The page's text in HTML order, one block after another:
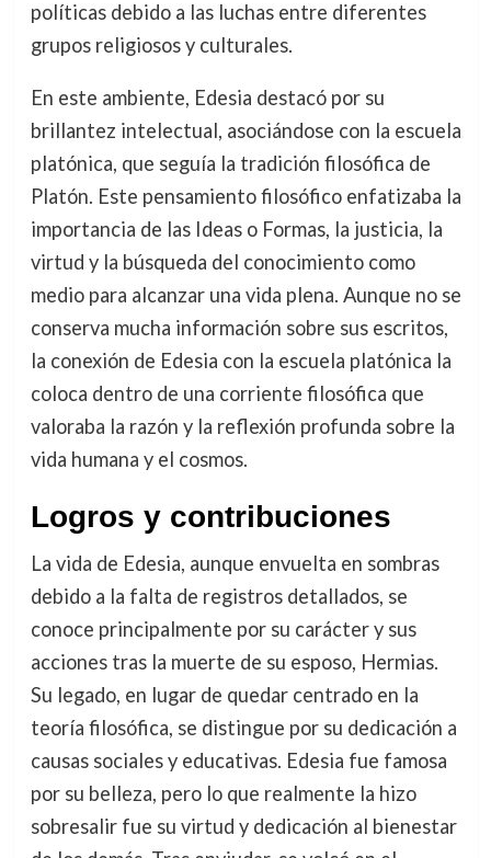
políticas debido a las luchas entre diferentes
grupos religiosos y culturales.
En este ambiente, Edesia destacó por su
brillantez intelectual, asociándose con la escuela
platónica, que seguía la tradición filosófica de
Platón. Este pensamiento filosófico enfatizaba la
importancia de las Ideas o Formas, la justicia, la
virtud y la búsqueda del conocimiento como
medio para alcanzar una vida plena. Aunque no se
conserva mucha información sobre sus escritos,
la conexión de Edesia con la escuela platónica la
coloca dentro de una corriente filosófica que
valoraba la razón y la reflexión profunda sobre la
vida humana y el cosmos.
Logros y contribuciones
La vida de Edesia, aunque envuelta en sombras
debido a la falta de registros detallados, se
conoce principalmente por su carácter y sus
acciones tras la muerte de su esposo, Hermias.
Su legado, en lugar de quedar centrado en la
teoría filosófica, se distingue por su dedicación a
causas sociales y educativas. Edesia fue famosa
por su belleza, pero lo que realmente la hizo
sobresalir fue su virtud y dedicación al bienestar